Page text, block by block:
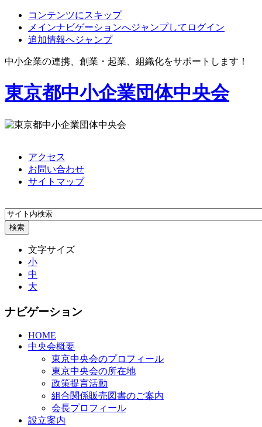
コンテンツにスキップ
メインナビゲーションへジャンプしてログイン
追加情報へジャンプ
中小企業の連携、創業・起業、組織化をサポートします！
東京都中小企業団体中央会
アクセス
お問い合わせ
サイトマップ
文字サイズ
小
中
大
ナビゲーション
HOME
中央会概要
東京中央会のプロフィール
東京中央会の所在地
政策提言活動
組合関係販売図書のご案内
会長プロフィール
設立案内